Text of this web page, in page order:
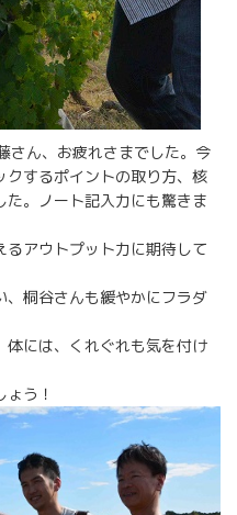
さん、お疲れさまでした。今
クするポイントの取り方、核
。ノート記入力にも驚きま
るアウトプット力に期待して
、桐谷さんも緩やかにフラダ
体には、くれぐれも気を付け
う！